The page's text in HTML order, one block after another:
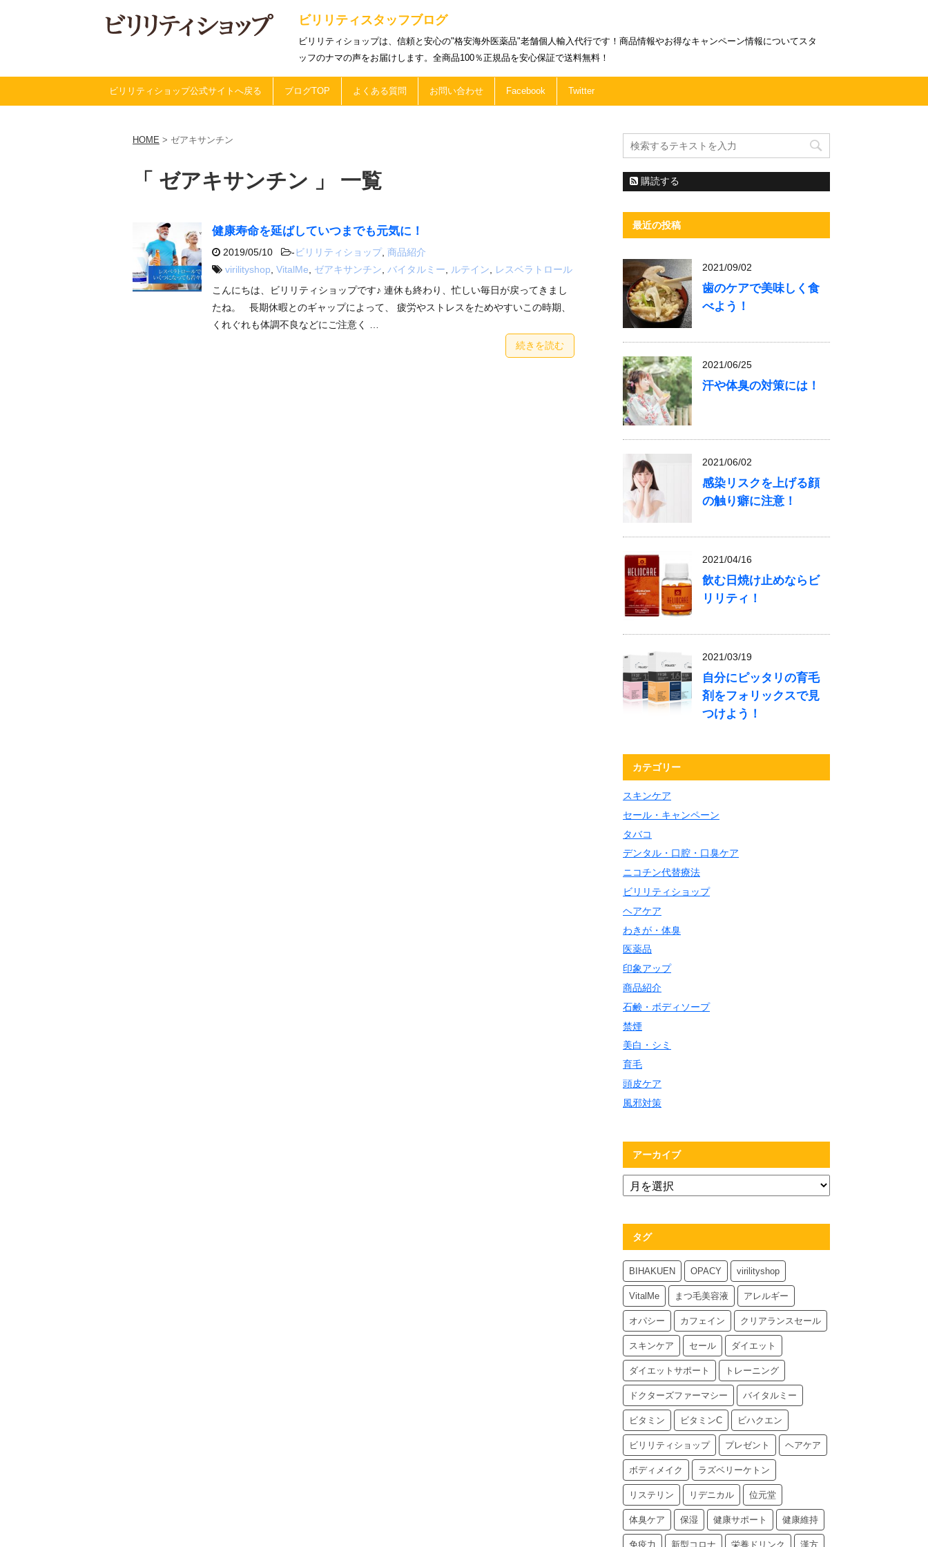
ビリリティスタッフブログ
ビリリティショップは、信頼と安心の"格安海外医薬品"老舗個人輸入代行です！商品情報やお得なキャンペーン情報についてスタ
ッフのナマの声をお届けします。全商品100％正規品を安心保証で送料無料！
ビリリティショップ公式サイトへ戻る ブログTOP よくある質問 お問い合わせ Facebook Twitter
HOME > ゼアキサンチン
「 ゼアキサンチン 」 一覧
健康寿命を延ばしていつまでも元気に！
2019/05/10 -ビリリティショップ, 商品紹介
virilityshop VitalMe ゼアキサンチン バイタルミー ルテイン
レスベラトロール
こんにちは、ビリリティショップです♪ 連休も終わり、忙しい毎日が戻ってきまし
たね。 長期休暇とのギャップによって、 疲労やストレスをためやすいこの時期、
くれぐれも体調不良などにご注意く …
続きを読む
購読する
最近の投稿
2021/09/02
歯のケアで美味しく食
べよう！
2021/06/25
汗や体臭の対策には！
2021/06/02
感染リスクを上げる顔
の触り癖に注意！
2021/04/16
飲む日焼け止めならビ
リリティ！
2021/03/19
自分にピッタリの育毛
剤をフォリックスで見
つけよう！
カテゴリー
スキンケア
セール・キャンペーン
タバコ
デンタル・口腔・口臭ケア
ニコチン代替療法
ビリリティショップ
ヘアケア
わきが・体臭
医薬品
印象アップ
商品紹介
石鹸・ボディソープ
禁煙
美白・シミ
育毛
頭皮ケア
風邪対策
アーカイブ
タグ
BIHAKUEN OPACY virilityshop
VitalMe まつ毛美容液 アレルギー
オパシー カフェイン クリアランスセール
スキンケア セール ダイエット
ダイエットサポート トレーニング
ドクターズファーマシー バイタルミー
ビタミン ビタミンC ビハクエン
ビリリティショップ プレゼント ヘアケア
ボディメイク ラズベリーケトン
リステリン リデニカル 位元堂
体臭ケア 保湿 健康サポート 健康維持
免疫力 新型コロナ 栄養ドリンク 漢方